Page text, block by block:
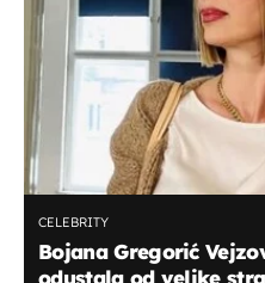
CELEBRITY
Bojana Gregorić